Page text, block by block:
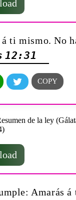
ti mismo. No
12:31
Amarás